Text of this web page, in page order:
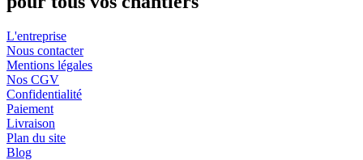
L'entreprise
Nous contacter
Mentions légales
Nos CGV
Confidentialité
Paiement
Livraison
Plan du site
Blog